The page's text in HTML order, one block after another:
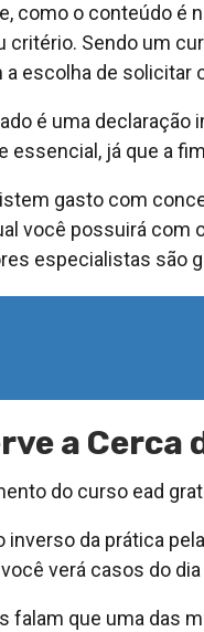
como o conteúdo é
critério. Sendo um
a escolha de solicitar
é uma
essencial, já que a
gasto com
você possuirá com
especialistas são
a
do curso ead
inverso da prática
verá casos do
falam que uma das